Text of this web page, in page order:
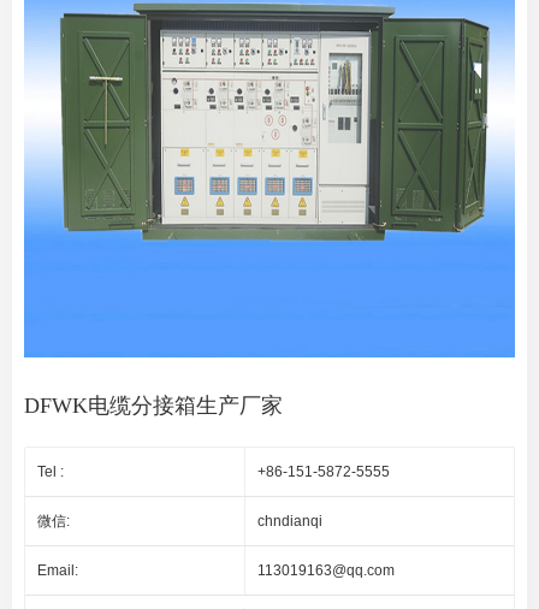
DFWK电缆分接箱生产厂家
Tel : +86-151-5872-5555
微信: chndianqi
Email: 113019163@qq.com